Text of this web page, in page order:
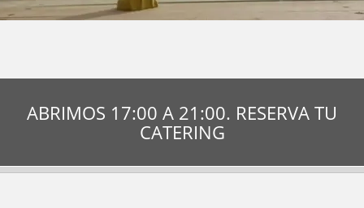
ABRIMOS 17:00 A 21:00. RESERVA TU
CATERING